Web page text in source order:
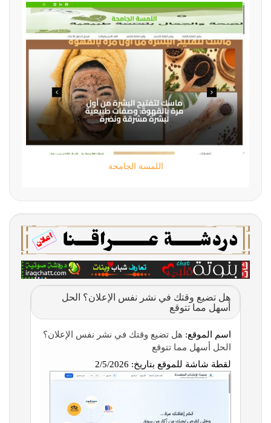
اللمسة الجامحة
هل تضيع وقتك في نشر نفس الإعلان؟ الحل
أسهل مما تتوقع
اسم الموقع: هل تضيع وقتك في نشر نفس الإعلان؟
الحل أسهل مما تتوقع
لقطة شاشة للموقع بتاريخ: